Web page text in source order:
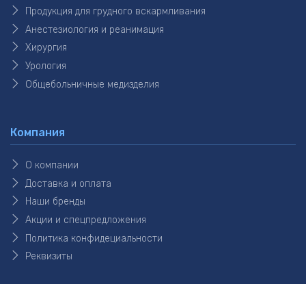
Продукция для грудного вскармливания
Анестезиология и реанимация
Хирургия
Урология
Общебольничные медизделия
Компания
О компании
Доставка и оплата
Наши бренды
Акции и спецпредложения
Политика конфидециальности
Реквизиты